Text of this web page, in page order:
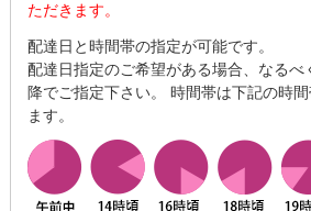
ただきます。
配達日と時間帯の指定が可能です。
配達日指定のご希望がある場合、なるべ
降でご指定下さい。 時間帯は下記の時
ます。